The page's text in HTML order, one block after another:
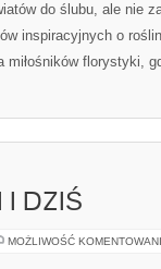
do ślubu, ale nie
inspiracyjnych o
florystyki,
I DZIŚ
MOŻLIWOŚĆ